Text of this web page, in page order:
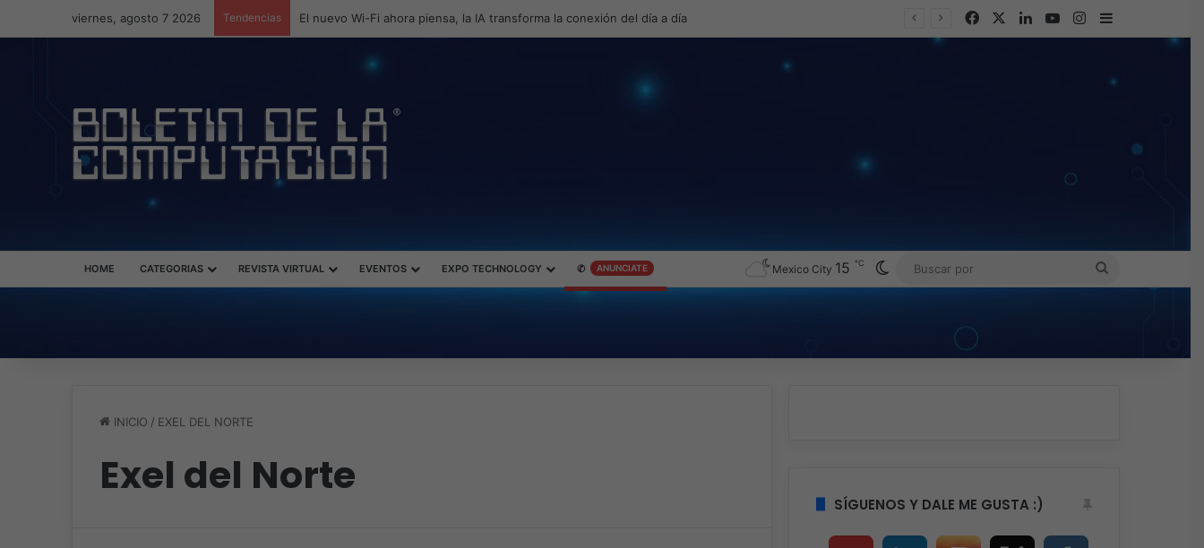
viernes, agosto 7 2026 Tendencias ASUS redefine la productividad y el gaming con la experiencia Duo FacebookLinkedInYouTubeInstagram
Barra lateral
HOME CATEGORIAS REVISTA VIRTUAL EVENTOS EXPO TECHNOLOGY ✆ ANUNCIATE Mexico City 15 ℃ Switch skin
BUSCAR
INICIO / EXEL DEL NORTE
Exel del Norte
SÍGUENOS Y DALE ME GUSTA :)